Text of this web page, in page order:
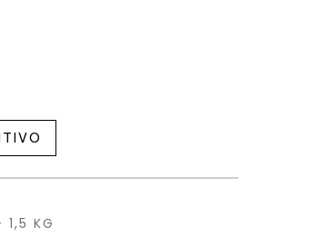
1,5 KG